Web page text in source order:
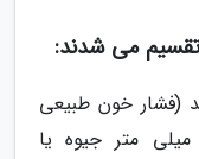
تقسیم می شدند:
(فشار خون طبیعی
فشار سیستولیک کم تر از 140 میلی متر جیوه یا